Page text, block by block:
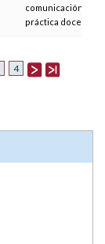
comunicación a la
práctica docente
4